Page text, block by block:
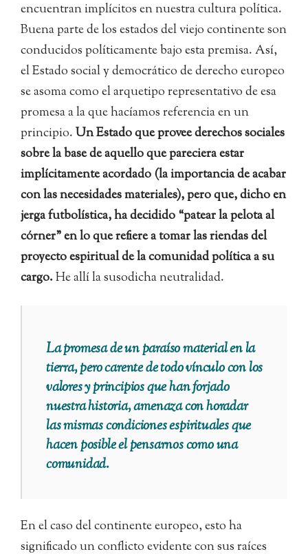
encuentran implícitos en nuestra cultura política.
Buena parte de los estados del viejo continente son
conducidos políticamente bajo esta premisa. Así,
el Estado social y democrático de derecho europeo
se asoma como el arquetipo representativo de esa
promesa a la que hacíamos referencia en un
principio.Un Estado que provee derechos sociales
sobre la base de aquello que pareciera estar
implícitamente acordado (la importancia de acabar
con las necesidades materiales), pero que, dicho en
jerga futbolística, ha decidido “patear la pelota al
córner” en lo que refiere a tomar las riendas del
proyecto espiritual de la comunidad política a su
cargo.He allí la susodicha neutralidad.
La promesa de un paraíso material en la
tierra, pero carente de todo vínculo con los
valores y principios que han forjado
nuestra historia, amenaza con horadar
las mismas condiciones espirituales que
hacen posible el pensarnos como una
comunidad.
En el caso del continente europeo, esto ha
significado un conflicto evidente con sus raíces